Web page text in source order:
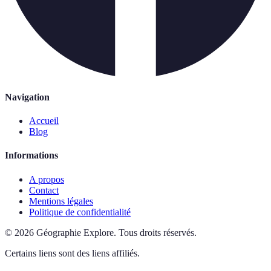
Navigation
Accueil
Blog
Informations
A propos
Contact
Mentions légales
Politique de confidentialité
© 2026 Géographie Explore. Tous droits réservés.
Certains liens sont des liens affiliés.